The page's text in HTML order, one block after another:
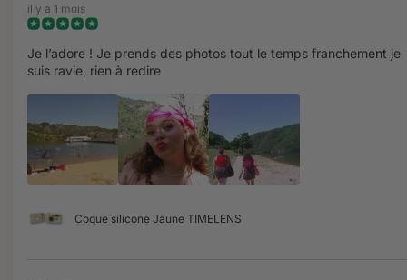
il y a 1 mois
Je l’adore ! Je prends des photos tout le temps franchement je
suis ravie, rien à redire
Coque silicone Jaune TIMELENS